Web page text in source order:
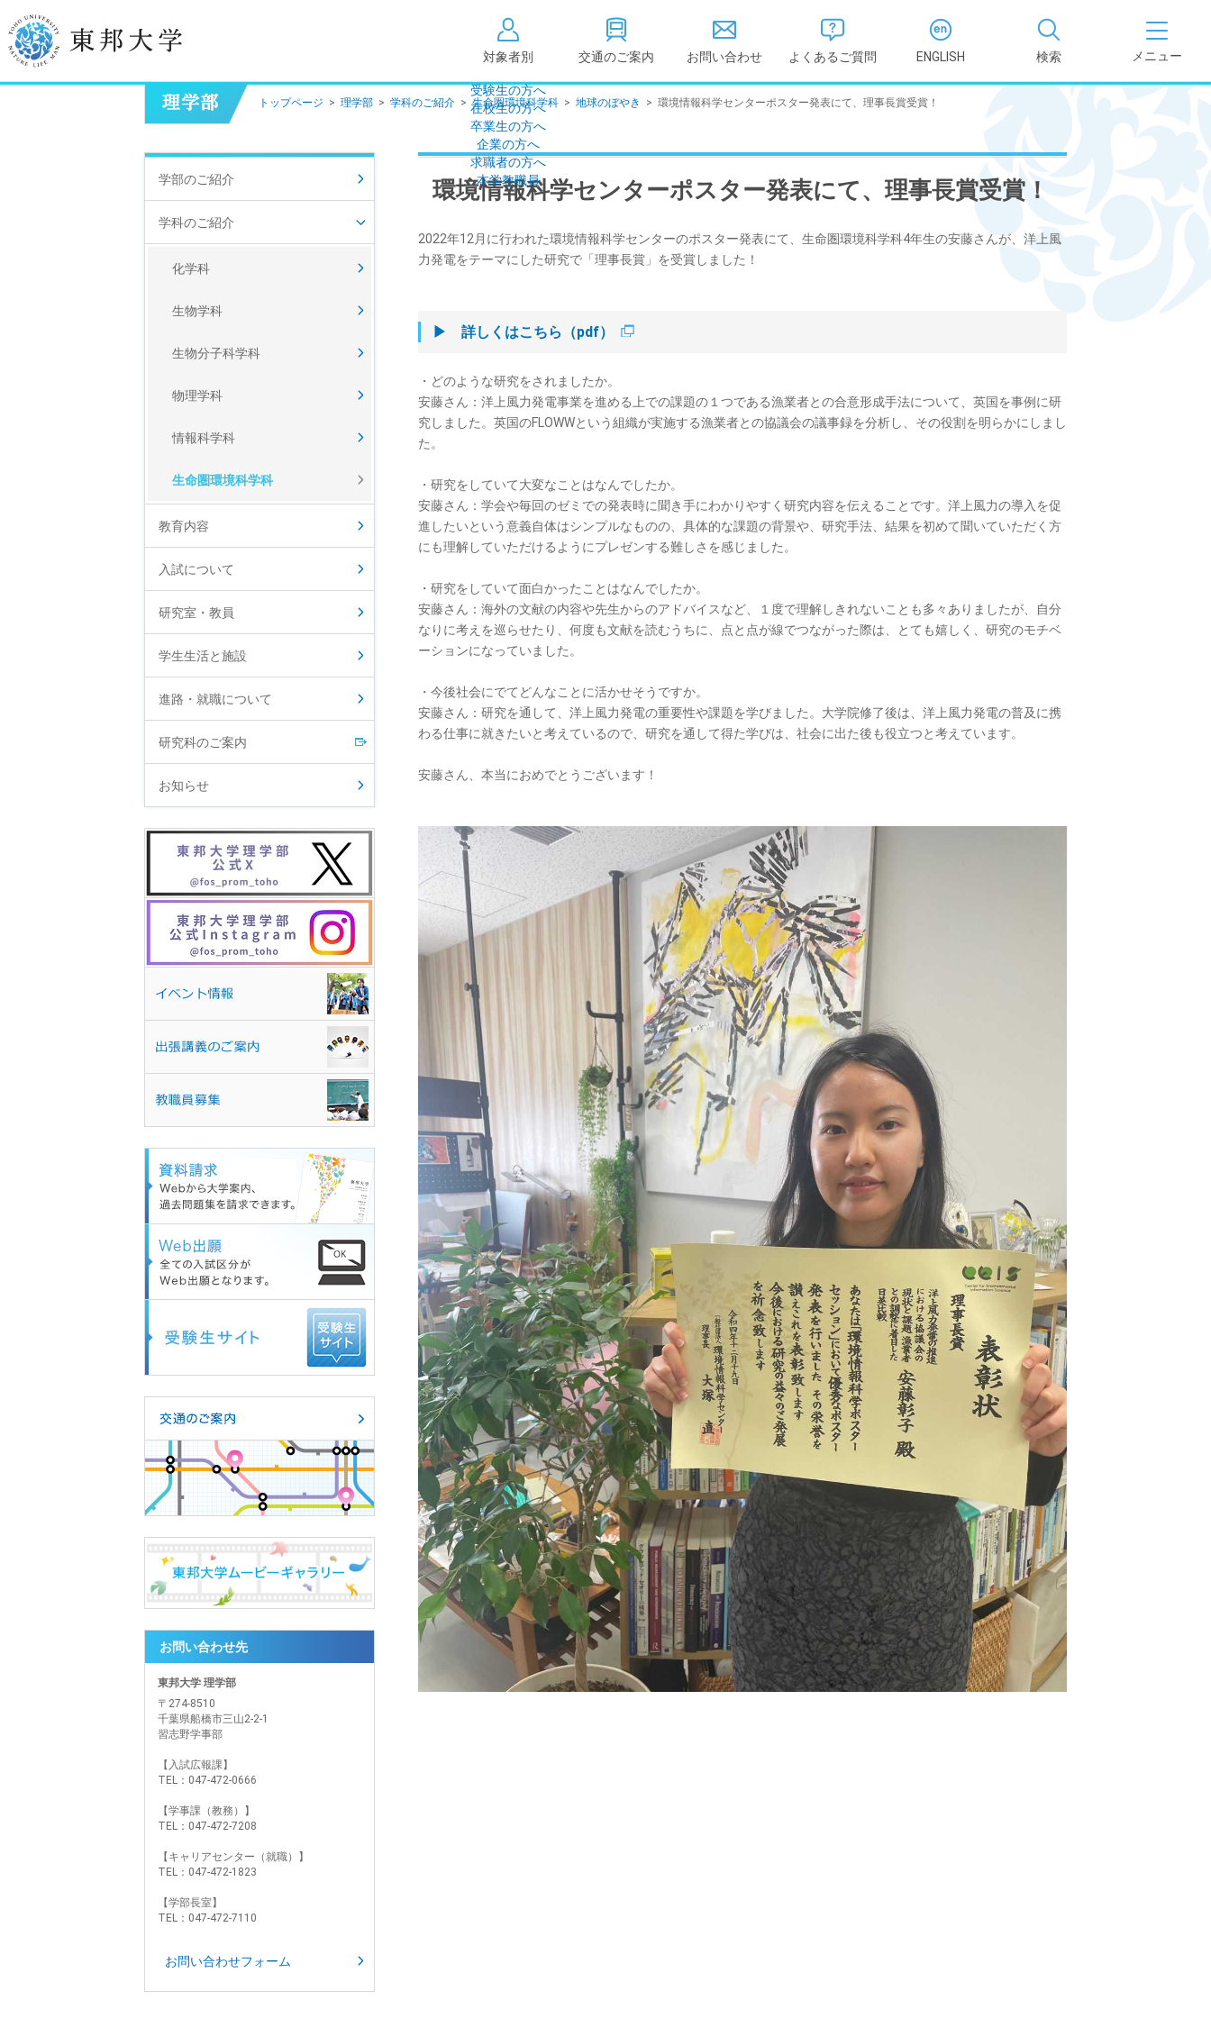
対象者別
受験生の方へ
在校生の方へ
卒業生の方へ
企業の方へ
求職者の方へ
本学教職員
交通のご案内 お問い合わせ よくあるご質問 ENGLISH 検索
学長挨拶
建学の精神/教育の理念
東邦大学学則・
大学情報の公開
情報公開
教学に関する情報
点検・評価
社会貢献等
キャンパス敷地建物面
設置計画履行状況報告書
度
各種アンケート結果
医学部
薬学部
トップページ > 理学部 > 学科のご紹介 >生命圏環境科学科 > 地球のぼやき > 環境情報科学センターポスター発表にて、理事長賞受賞！
環境情報科学センターポスター発表にて、理事長賞受賞！
2022年12月に行われた環境情報科学センターのポスター発表にて、生命圏環境科学科4年生の安藤さんが、洋上風
力発電をテーマにした研究で「理事長賞」を受賞しました！
▶ 詳しくはこちら（pdf）
・どのような研究をされましたか。
安藤さん：洋上風力発電事業を進める上での課題の１つである漁業者との合意形成手法について、英国を事例に研
究しました。英国のFLOWWという組織が実施する漁業者との協議会の議事録を分析し、その役割を明らかにしまし
た。
・研究をしていて大変なことはなんでしたか。
安藤さん：学会や毎回のゼミでの発表時に聞き手にわかりやすく研究内容を伝えることです。洋上風力の導入を促
進したいという意義自体はシンプルなものの、具体的な課題の背景や、研究手法、結果を初めて聞いていただく方
にも理解していただけるようにプレゼンする難しさを感じました。
・研究をしていて面白かったことはなんでしたか。
安藤さん：海外の文献の内容や先生からのアドバイスなど、１度で理解しきれないことも多々ありましたが、自分
なりに考えを巡らせたり、何度も文献を読むうちに、点と点が線でつながった際は、とても嬉しく、研究のモチベ
ーションになっていました。
・今後社会にでてどんなことに活かせそうですか。
安藤さん：研究を通して、洋上風力発電の重要性や課題を学びました。大学院修了後は、洋上風力発電の普及に携
わる仕事に就きたいと考えているので、研究を通して得た学びは、社会に出た後も役立つと考えています。
安藤さん、本当におめでとうございます！
学部のご紹介
学科のご紹介
化学科
生物学科
生物分子科学科
物理学科
情報科学科
生命圏環境科学科
教育内容
入試について
研究室・教員
学生生活と施設
進路・就職について
研究科のご案内
お知らせ
お問い合わせ先
東邦大学 理学部
〒274-8510
千葉県船橋市三山2-2-1
習志野学事部
【入試広報課】
TEL：047-472-0666
【学事課（教務）】
TEL：047-472-7208
【キャリアセンター（就職）】
TEL：047-472-1823
【学部長室】
TEL：047-472-7110
お問い合わせフォーム